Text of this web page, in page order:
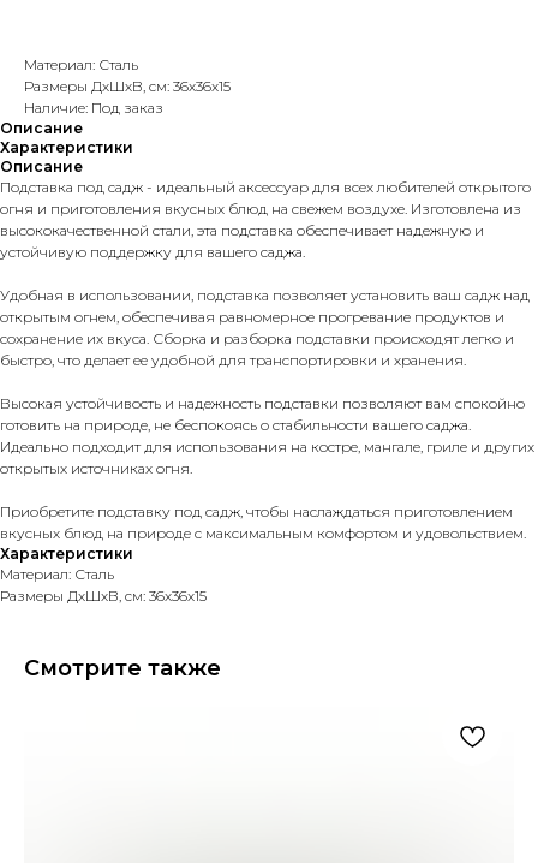
Материал: Сталь
Размеры ДхШхВ, см: 36х36х15
Наличие: Под заказ
Описание
Характеристики
Описание
Подставка под садж - идеальный аксессуар для всех любителей открытого
огня и приготовления вкусных блюд на свежем воздухе. Изготовлена из
высококачественной стали, эта подставка обеспечивает надежную и
устойчивую поддержку для вашего саджа.
Удобная в использовании, подставка позволяет установить ваш садж над
открытым огнем, обеспечивая равномерное прогревание продуктов и
сохранение их вкуса. Сборка и разборка подставки происходят легко и
быстро, что делает ее удобной для транспортировки и хранения.
Высокая устойчивость и надежность подставки позволяют вам спокойно
готовить на природе, не беспокоясь о стабильности вашего саджа.
Идеально подходит для использования на костре, мангале, гриле и других
открытых источниках огня.
Приобретите подставку под садж, чтобы наслаждаться приготовлением
вкусных блюд на природе с максимальным комфортом и удовольствием.
Характеристики
Материал: Сталь
Размеры ДхШхВ, см: 36х36х15
Смотрите также